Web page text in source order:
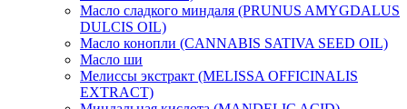
Масло сладкого миндаля (PRUNUS AMYGDALUS
DULCIS OIL)
Масло конопли (CANNABIS SATIVA SEED OIL)
Масло ши
Мелиссы экстракт (MELISSA OFFICINALIS
EXTRACT)